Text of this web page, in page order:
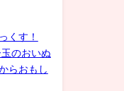
くす！
のおいぬ
らおもし